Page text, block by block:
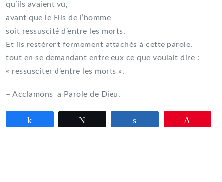
qu’ils avaient vu,
avant que le Fils de l’homme
soit ressuscité d’entre les morts.
Et ils restèrent fermement attachés à cette parole,
tout en se demandant entre eux ce que voulait dire :
« ressusciter d’entre les morts ».
– Acclamons la Parole de Dieu.